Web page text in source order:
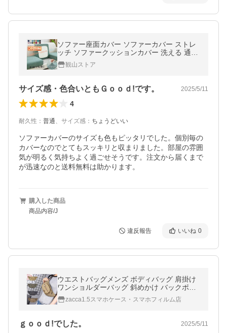
ソファー座面カバー ソファーカバー ストレ
ッチ ソファークッションカバー 洗える 通気
性 耐久性 オールシーズン 春 夏 四季適用 犬
猫対策 【一部当日発送】
観山ストア
サイズ感・色合いともＧｏｏｄ!です。 2025/5/11
4
耐久性 ： 普通、 サイズ感 ： ちょうどいい
ソファーカバーのサイズも色もピッタリでした。個別毎の
カバーなのでとてもスッキリと収まりました。部屋の雰囲
気が明るく気持ちよく過ごせそうです。注文から届くまで
が迅速なのと送料無料は助かります。
購入した商品
商品内容/J
違反報告 いいね 0
ウエストバッグメンズ ボディバッグ 肩掛け
ワンショルダーバッグ 斜めかけ バックポケ
ット多い 大容量 フロントポケット ウエスト
バッグ バイク レディース
zacca1.5スマホケース・スマホフィルム店
ｇｏｏｄ!でした。 2025/5/11